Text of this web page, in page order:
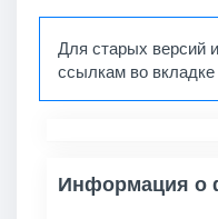
Для старых версий
ссылкам во
Информация о